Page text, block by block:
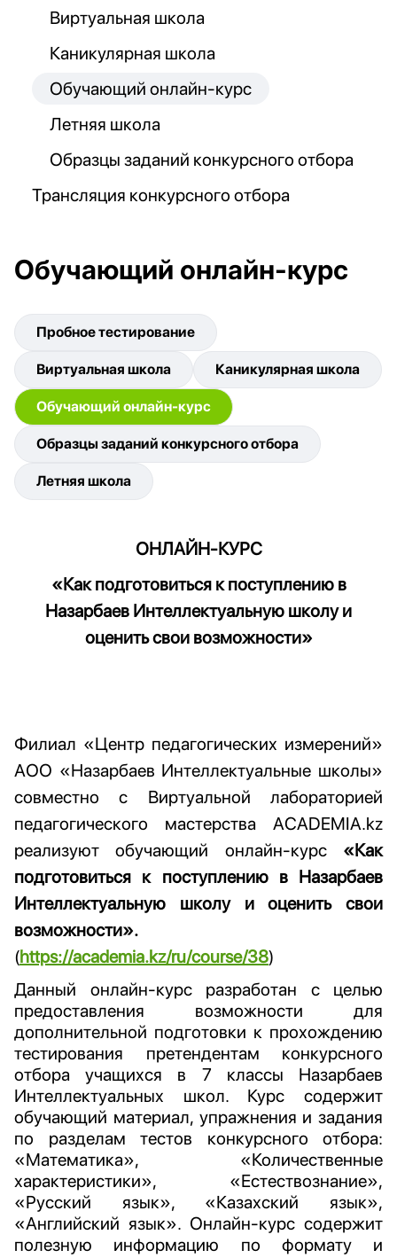
Виртуальная школа
Каникулярная школа
Обучающий онлайн-курс
Летняя школа
Образцы заданий конкурсного отбора
Трансляция конкурсного отбора
Обучающий онлайн-курс
Пробное тестирование
Виртуальная школа Каникулярная школа
Обучающий онлайн-курс
Образцы заданий конкурсного отбора
Летняя школа
ОНЛАЙН-КУРС
«Как подготовиться к поступлению в
Назарбаев Интеллектуальную школу и
оценить свои возможности»
Филиал «Центр педагогических измерений»
АОО «Назарбаев Интеллектуальные школы»
совместно с Виртуальной лабораторией
педагогического мастерства ACADEMIA.kz
реализуют обучающий онлайн-курс «Как
подготовиться к поступлению в Назарбаев
Интеллектуальную школу и оценить свои
возможности».
(https://academia.kz/ru/course/38)
Данный онлайн-курс разработан с целью
предоставления возможности для
дополнительной подготовки к прохождению
тестирования претендентам конкурсного
отбора учащихся в 7 классы Назарбаев
Интеллектуальных школ. Курс содержит
обучающий материал, упражнения и задания
по разделам тестов конкурсного отбора:
«Математика», «Количественные
характеристики», «Естествознание»,
«Русский язык», «Казахский язык»,
«Английский язык». Онлайн-курс содержит
полезную информацию по формату и